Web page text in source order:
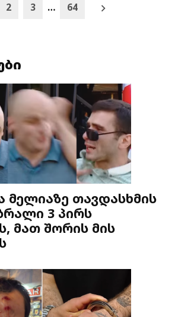
2 3 … 64
მელიაზე თავდასხმის
3 პირს
მათ შორის მის